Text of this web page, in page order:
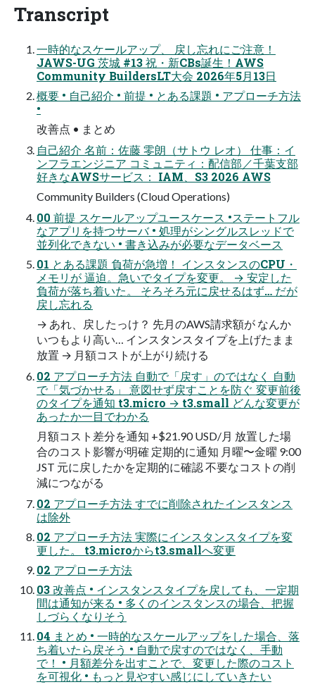
Transcript
一時的なスケールアップ、 戻し忘れにご注意！
JAWS-UG 茨城 #13 祝・新CBs誕生！AWS
Community BuildersLT大会 2026年5⽉13⽇
概要 • 自己紹介 • 前提 • とある課題 • アプローチ方法
•
改善点 • まとめ
自己紹介 名前：佐藤 零朗（サトウ レオ） 仕事：イ
ンフラエンジニア コミュニティ：配信部／千葉支部
好きなAWSサービス： IAM、S3 2026 AWS
Community Builders (Cloud Operations)
00 前提 スケールアップユースケース •ステートフル
なアプリを持つサーバ • 処理がシングルスレッドで
並列化できない • 書き込みが必要なデータベース
01 とある課題 負荷が急増！ インスタンスのCPU・
メモリが 逼迫。急いでタイプを変更。 → 安定した
負荷が落ち着いた。 そろそろ元に戻せるはず… だが
戻し忘れる
→ あれ、戻したっけ？ 先月のAWS請求額が なんか
いつもより高い… インスタンスタイプを上げたまま
放置 → 月額コストが上がり続ける
02 アプローチ方法 自動で「戻す」のではなく 自動
で「気づかせる」 意図せず戻すことを防ぐ 変更前後
のタイプを通知 t3.micro → t3.small どんな変更が
あったか一目でわかる
月額コスト差分を通知 +$21.90 USD/月 放置した場
合のコスト影響が明確 定期的に通知 月曜〜金曜 9:00
JST 元に戻したかを定期的に確認 不要なコストの削
減につながる
02 アプローチ方法 すでに削除されたインスタンス
は除外
02 アプローチ方法 実際にインスタンスタイプを変
更した。 t3.microからt3.smallへ変更
02 アプローチ方法
03 改善点 • インスタンスタイプを戻しても、一定期
間は通知が来る • 多くのインスタンスの場合、把握
しづらくなりそう
04 まとめ • 一時的なスケールアップをした場合、落
ち着いたら戻そう • 自動で戻すのではなく、手動
で！ • 月額差分を出すことで、変更した際のコスト
を可視化 • もっと見やすい感じにしていきたい